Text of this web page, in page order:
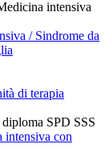
intensiva
/ Sindrome da
di terapia
SPD SSS
intensiva con